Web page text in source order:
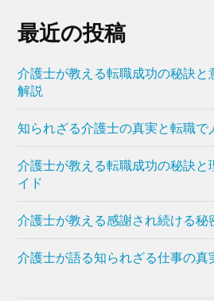
最近の投稿
介護士が教える転職成功の秘訣と
解説
知られざる介護士の真実と転職で
介護士が教える転職成功の秘訣
イド
介護士が教える感謝され続ける秘
介護士が語る知られざる仕事の真